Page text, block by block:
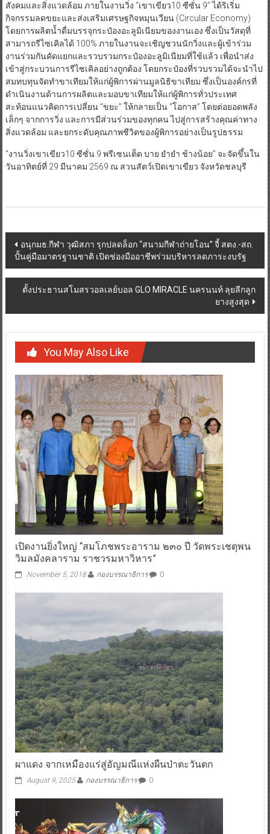
สังคมและสิ่งแวดล้อม ภายในงานวิ่ง “เขาเขียว10 ซีซั่น 9” ได้ริเริ่ม
กิจกรรมลดขยะและส่งเสริมเศรษฐกิจหมุนเวียน (Circular Economy)
โดยการผลิตน้ำดื่มบรรจุกระป๋องอะลูมิเนียมของงานเอง ซึ่งเป็นวัสดุที่
สามารถรีไซเคิลได้ 100% ภายในงานจะเชิญชวนนักวิ่งและผู้เข้าร่วม
งานร่วมกันคัดแยกและรวบรวมกระป๋องอะลูมิเนียมที่ใช้แล้ว เพื่อนำส่ง
เข้าสู่กระบวนการรีไซเคิลอย่างถูกต้อง โดยกระป๋องที่รวบรวมได้จะนำไป
สมทบทุนจัดทำขาเทียมให้แก่ผู้พิการผ่านมูลนิธิขาเทียม ซึ่งเป็นองค์กรที่
ดำเนินงานด้านการผลิตและมอบขาเทียมให้แก่ผู้พิการทั่วประเทศ
สะท้อนแนวคิดการเปลี่ยน “ขยะ” ให้กลายเป็น “โอกาส” โดยต่อยอดพลัง
เล็กๆ จากการวิ่ง และการมีส่วนร่วมของทุกคน ไปสู่การสร้างคุณค่าทาง
สิ่งแวดล้อม และยกระดับคุณภาพชีวิตของผู้พิการอย่างเป็นรูปธรรม
“งานวิ่งเขาเขียว10 ซีซั่น 9 พรีเซนเต็ด บาย ยำยำ ช้างน้อย” จะจัดขึ้นใน
วันอาทิตย์ที่ 29 มีนาคม 2569 ณ สวนสัตว์เปิดเขาเขียว จังหวัดชลบุรี
Post
navigation
อนุกมธ.กีฬา วุฒิสภา รุกปลดล็อก “สนามกีฬาถ่ายโอน” จี้ สตง.-สถ.
ปั้นคู่มือมาตรฐานชาติ เปิดช่องมืออาชีพร่วมบริหารลดภาระงบรัฐ
ตั้งประธานสโมสรวอลเลย์บอล GLO MIRACLE นครนนท์ ลุยลีกลูก
ยางสูงสุด
You May Also Like
เปิดงานยิ่งใหญ่ “สมโภชพระอาราม ๒๓๐ ปี วัดพระเชตุพน
วิมลมังคลาราม ราชวรมหาวิหาร”
November 5, 2018 กองบรรณาธิการ 0
ผาแดง จากเหมืองแร่สู่อัญมณีแห่งผืนป่าตะวันตก
August 9, 2025 กองบรรณาธิการ 0